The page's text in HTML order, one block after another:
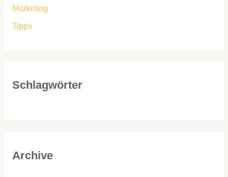
Marketing
Tipps
Schlagwörter
Archive